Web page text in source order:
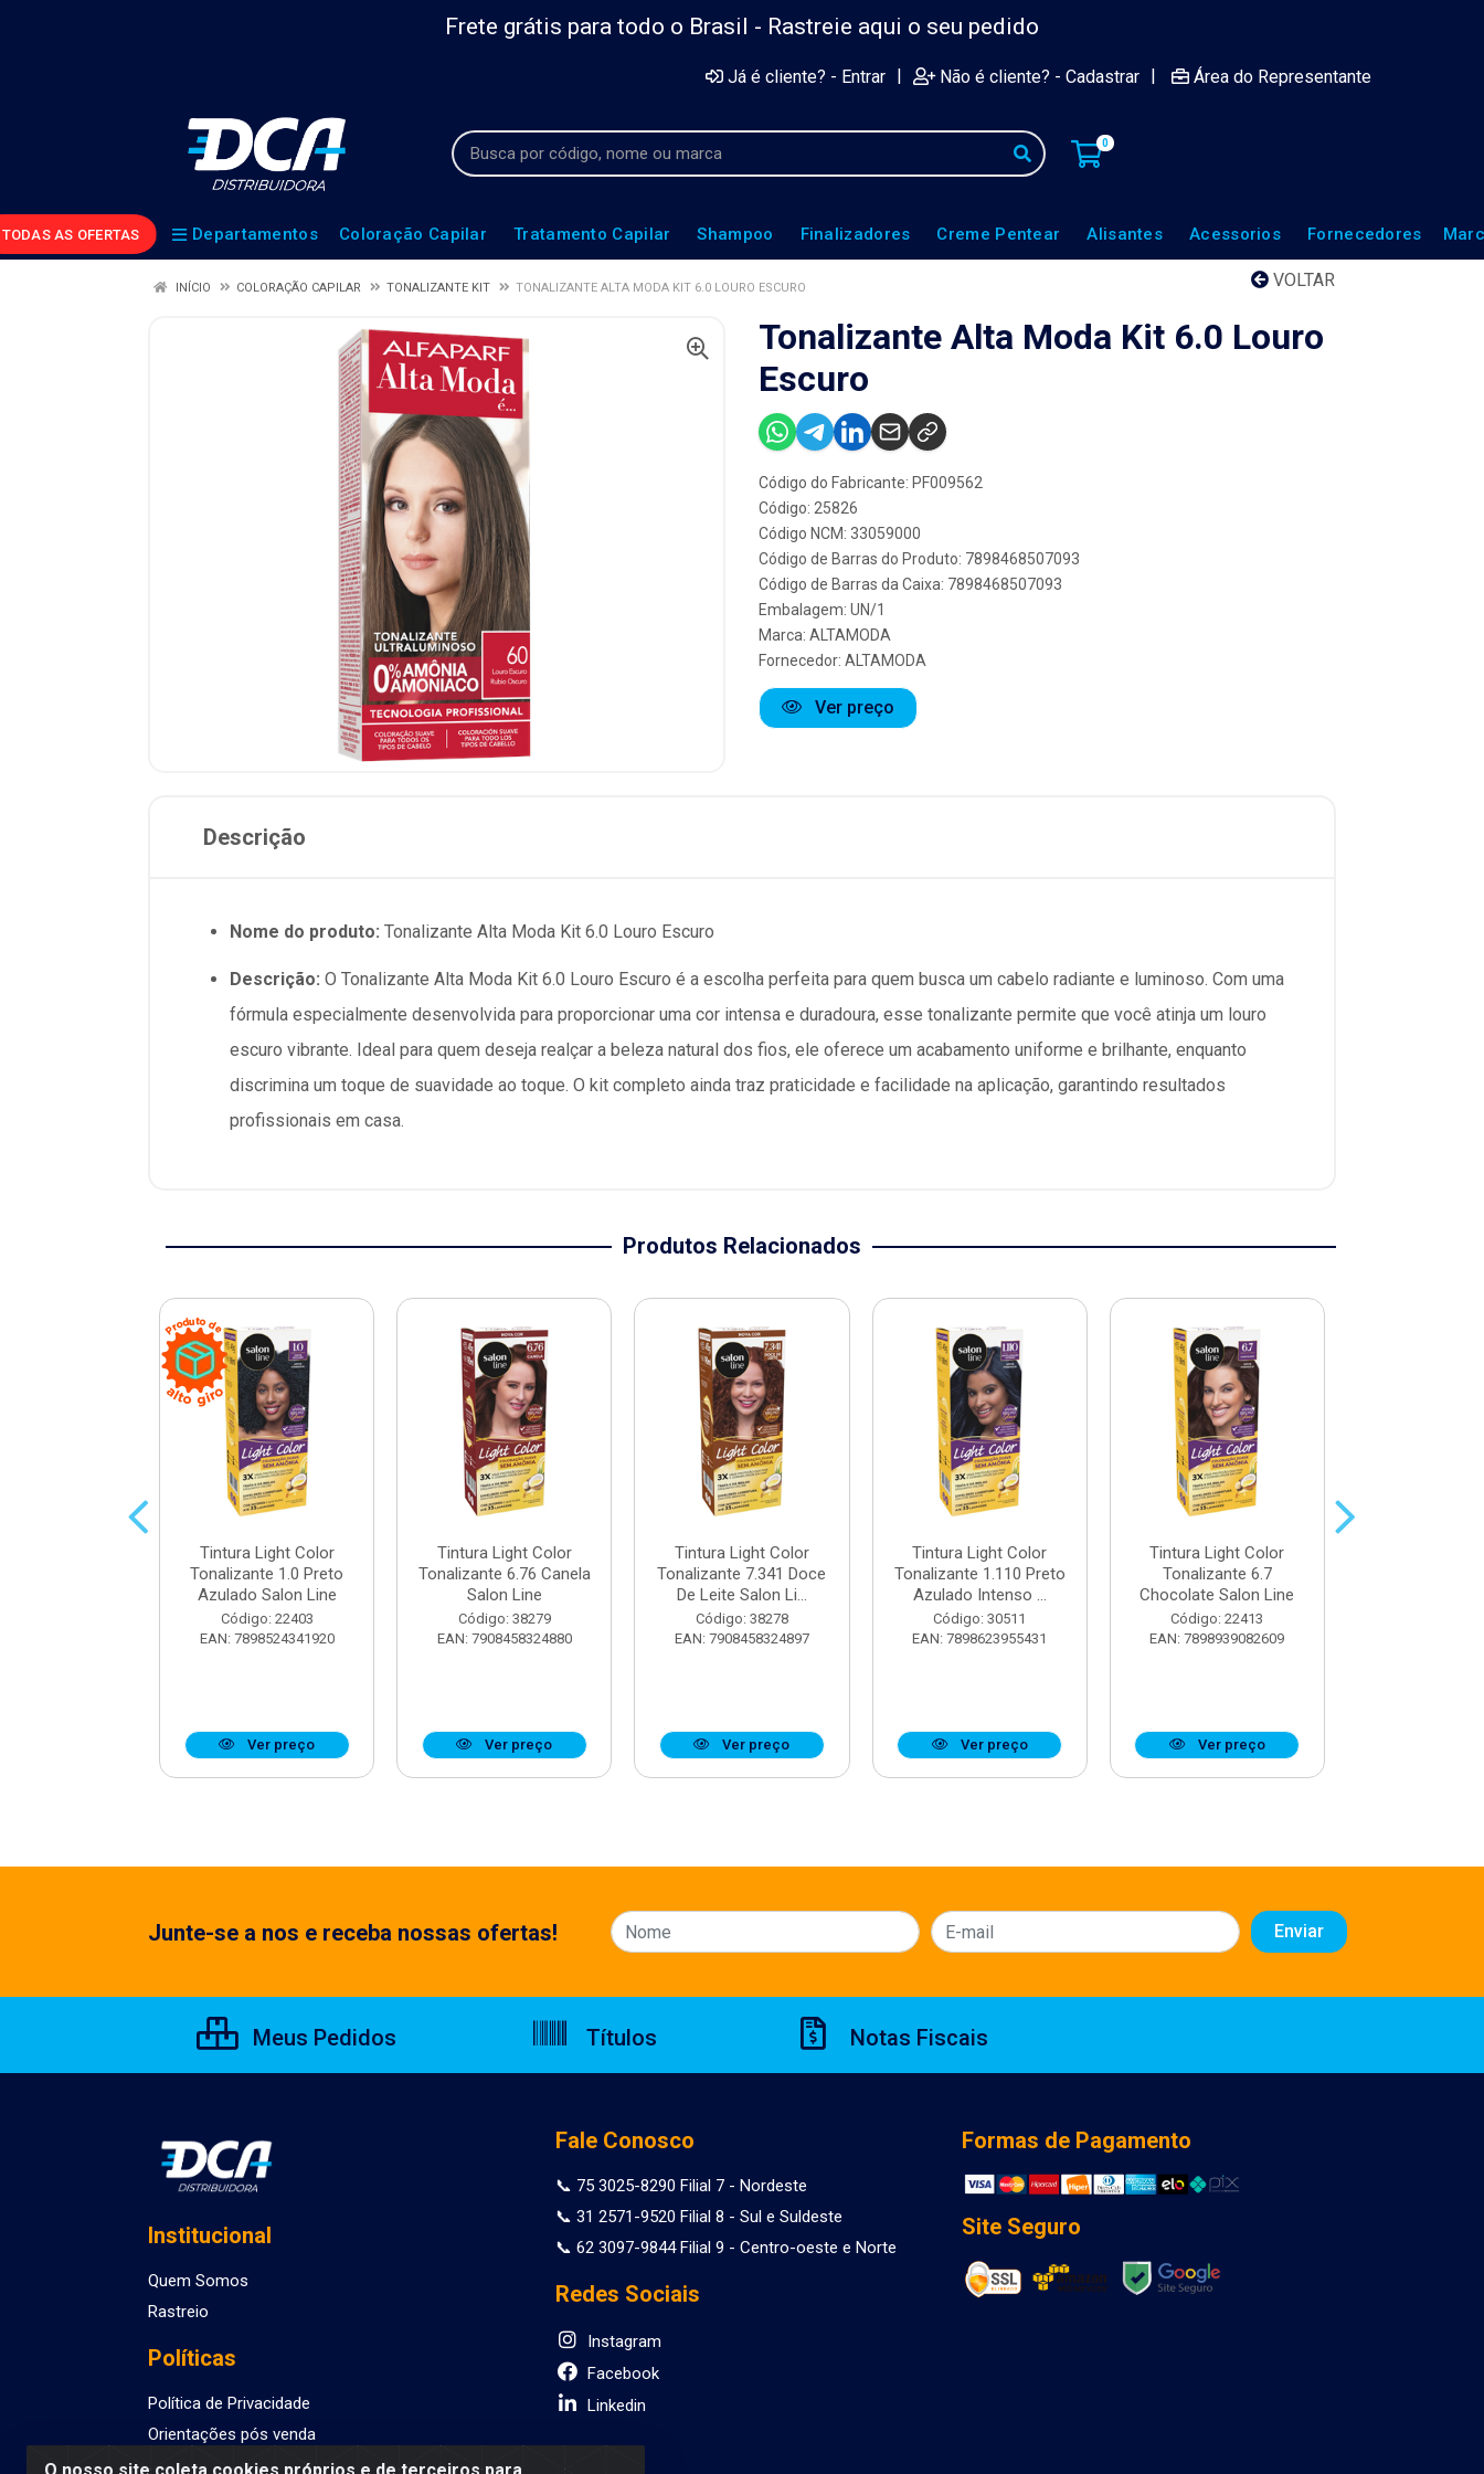
Frete grátis para todo o Brasil - Rastreie aqui o seu pedido
Já é cliente? - Entrar | Não é cliente? - Cadastrar | Área do Representante
0
TODAS AS OFERTAS Departamentos Coloração Capilar Tratamento Capilar Shampoo Finalizadores Creme Pentear Alisantes Acessorios Fornecedores
VOLTAR
INÍCIO COLORAÇÃO CAPILAR TONALIZANTE KIT TONALIZANTE ALTA MODA KIT 6.0 LOURO ESCURO
Tonalizante Alta Moda Kit 6.0 Louro
Escuro
Código do Fabricante: PF009562
Código: 25826
Código NCM: 33059000
Código de Barras do Produto: 7898468507093
Código de Barras da Caixa: 7898468507093
Embalagem: UN/1
Marca: ALTAMODA
Fornecedor: ALTAMODA
Ver preço
Descrição
Nome do produto: Tonalizante Alta Moda Kit 6.0 Louro Escuro
Descrição: O Tonalizante Alta Moda Kit 6.0 Louro Escuro é a escolha perfeita para quem busca um cabelo radiante e luminoso. Com uma
fórmula especialmente desenvolvida para proporcionar uma cor intensa e duradoura, esse tonalizante permite que você atinja um louro
escuro vibrante. Ideal para quem deseja realçar a beleza natural dos fios, ele oferece um acabamento uniforme e brilhante, enquanto
discrimina um toque de suavidade ao toque. O kit completo ainda traz praticidade e facilidade na aplicação, garantindo resultados
profissionais em casa.
Produtos Relacionados
Tintura Light Color
Tonalizante 1.0 Preto
Azulado Salon Line
Código: 22403
EAN: 7898524341920
Ver preço
Tintura Light Color
Tonalizante 6.76 Canela
Salon Line
Código: 38279
EAN: 7908458324880
Ver preço
Tintura Light Color
Tonalizante 7.341 Doce
De Leite Salon Li...
Código: 38278
EAN: 7908458324897
Ver preço
Tintura Light Color
Tonalizante 1.110 Preto
Azulado Intenso ...
Código: 30511
EAN: 7898623955431
Ver preço
Tintura Light Color
Tonalizante 6.7
Chocolate Salon Line
Código: 22413
EAN: 7898939082609
Ver preço
Junte-se a nos e receba nossas ofertas!
Meus Pedidos Títulos Notas Fiscais
Institucional
Quem Somos
Rastreio
Políticas
Política de Privacidade
Orientações pós venda
Fale Conosco
📞 75 3025-8290 Filial 7 - Nordeste
📞 31 2571-9520 Filial 8 - Sul e Suldeste
📞 62 3097-9844 Filial 9 - Centro-oeste e Norte
Redes Sociais
Instagram
Facebook
Linkedin
Formas de Pagamento
Site Seguro